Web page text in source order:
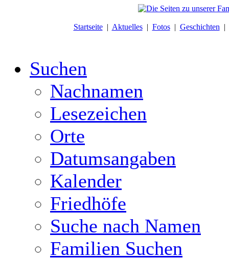
Startseite| Aktuelles| Fotos| Geschichten |
Suchen
Nachnamen
Lesezeichen
Orte
Datumsangaben
Kalender
Friedhöfe
Suche nach Namen
Familien Suchen